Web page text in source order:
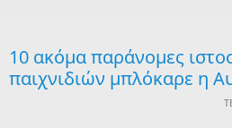
10 ακόμα παράνομες
παιχνιδιών μπλόκαρε η